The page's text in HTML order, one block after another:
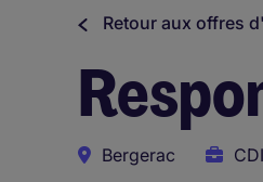
Retour aux offres
Bergerac CDI